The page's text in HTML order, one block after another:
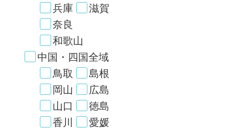
兵庫
滋賀
奈良
和歌山
中国・四国全域
鳥取
島根
岡山
広島
山口
徳島
香川
愛媛